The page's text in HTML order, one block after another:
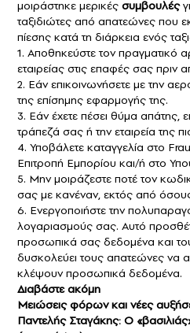
μοιράστηκε μερικές συμβουλές
ταξιδιώτες από απατεώνες που
πίεσης κατά τη διάρκεια ενός
1. Αποθηκεύστε τον πραγματικό
εταιρείας στις επαφές σας πριν
2. Εάν επικοινωνήσετε με την
της επίσημης εφαρμογής της.
3. Εάν έχετε πέσει θύμα απάτης,
τράπεζά σας ή την εταιρεία της
4. Υποβάλετε καταγγελία στο
Επιτροπή Εμπορίου και/ή στο
5. Μην μοιράζεστε ποτέ τον
σας με κανέναν, εκτός από
6. Ενεργοποιήστε την
λογαριασμούς σας. Αυτό
προσωπικά σας δεδομένα και
δυσκολεύει τους απατεώνες να
κλέψουν προσωπικά δεδομένα.
Διαβάστε ακόμη
Μειώσεις φόρων και νέες
Παντελής Σταγάκης: Ο